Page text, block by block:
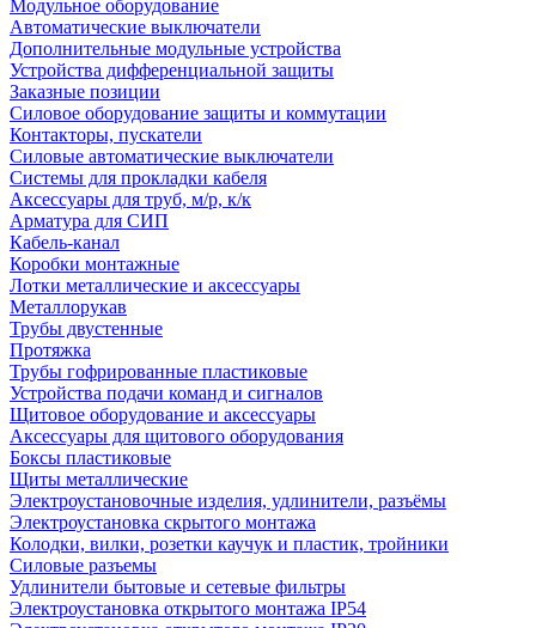
Модульное оборудование
Автоматические выключатели
Дополнительные модульные устройства
Устройства дифференциальной защиты
Заказные позиции
Силовое оборудование защиты и коммутации
Контакторы, пускатели
Силовые автоматические выключатели
Системы для прокладки кабеля
Аксессуары для труб, м/р, к/к
Арматура для СИП
Кабель-канал
Коробки монтажные
Лотки металлические и аксессуары
Металлорукав
Трубы двустенные
Протяжка
Трубы гофрированные пластиковые
Устройства подачи команд и сигналов
Щитовое оборудование и аксессуары
Аксессуары для щитового оборудования
Боксы пластиковые
Щиты металлические
Электроустановочные изделия, удлинители, разъёмы
Электроустановка скрытого монтажа
Колодки, вилки, розетки каучук и пластик, тройники
Силовые разъемы
Удлинители бытовые и сетевые фильтры
Электроустановка открытого монтажа IP54